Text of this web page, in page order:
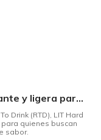
LIT Hard Seltzer: bebida refrescante y ligera para disfrutar de este verano
Drink (RTD), LIT Hard
quienes buscan
sabor.